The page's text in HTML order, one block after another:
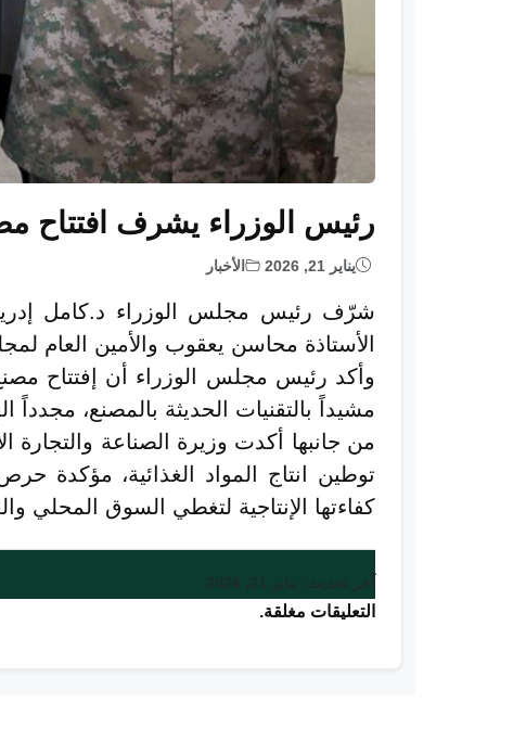
رئيس الوزراء يشرف افتتاح
يناير 21, 2026 الأخبار
شرّف رئيس مجلس الوزراء د.كامل إدريس
الأستاذة محاسن يعقوب والأمين العام
وأكد رئيس مجلس الوزراء أن إفتتاح مصنع
مشيداً بالتقنيات الحديثة بالمصنع،
من جانبها أكدت وزيرة الصناعة
توطين انتاج المواد الغذائية، مؤكدة
كفاءتها الإنتاجية لتغطي السوق المحلي
التعليقات مغلقة.